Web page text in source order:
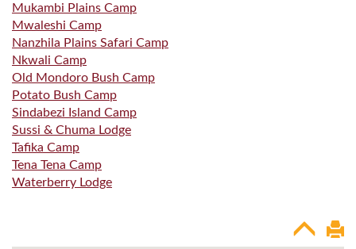
Mukambi Plains Camp
Mwaleshi Camp
Nanzhila Plains Safari Camp
Nkwali Camp
Old Mondoro Bush Camp
Potato Bush Camp
Sindabezi Island Camp
Sussi & Chuma Lodge
Tafika Camp
Tena Tena Camp
Waterberry Lodge